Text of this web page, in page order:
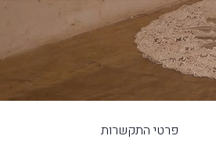
פרטי התקשרות